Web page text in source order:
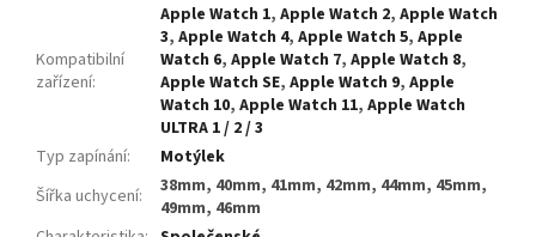
Kompatibilní
zařízení:
Apple Watch 1, Apple Watch 2, Apple Watch
3, Apple Watch 4, Apple Watch 5, Apple
Watch 6, Apple Watch 7, Apple Watch 8,
Apple Watch SE, Apple Watch 9, Apple
Watch 10, Apple Watch 11, Apple Watch
ULTRA 1 / 2 / 3
Typ zapínání:
Motýlek
Šířka uchycení:
38mm, 40mm, 41mm, 42mm, 44mm, 45mm,
49mm, 46mm